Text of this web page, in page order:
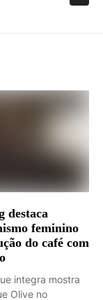
destaca
feminino
do café com
integra mostra
Olive no